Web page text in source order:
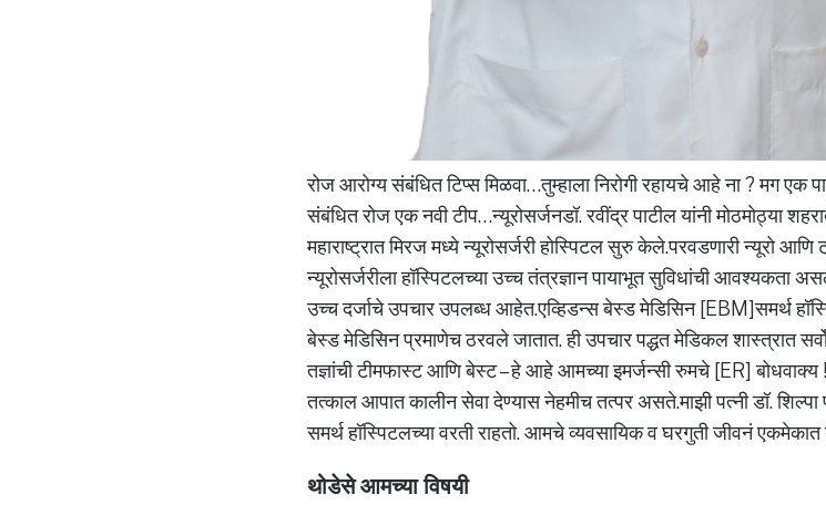
रोज आरोग्य संबंधित टिप्स मिळवा…तुम्हाला निरोगी रहायचे आहे ना ? मग
संबंधित रोज एक नवी टीप…न्यूरोसर्जनडॉ. रवींद्र पाटील यांनी मोठमोठ्या
महाराष्ट्रात मिरज मध्ये न्यूरोसर्जरी होस्पिटल सुरु केले.परवडणारी न्यूरो
न्यूरोसर्जरीला हॉस्पिटलच्या उच्च तंत्रज्ञान पायाभूत सुविधांची आवश्यकता
उच्च दर्जाचे उपचार उपलब्ध आहेत.एव्हिडन्स बेस्ड मेडिसिन [EBM]समर्थ
बेस्ड मेडिसिन प्रमाणेच ठरवले जातात. ही उपचार पद्धत मेडिकल शास्त्रात
तज्ञांची टीमफास्ट आणि बेस्ट – हे आहे आमच्या इमर्जन्सी रुमचे [ER]
तत्काल आपात कालीन सेवा देण्यास नेहमीच तत्पर असते.माझी पत्नी डॉ. शिल्पा
समर्थ हॉस्पिटलच्या वरती राहतो. आमचे व्यवसायिक व घरगुती जीवनं
थोडेसे आमच्या विषयी